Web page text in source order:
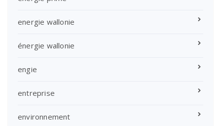
energie wallonie
énergie wallonie
engie
entreprise
environnement